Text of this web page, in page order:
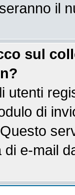
il
sul
utenti
di
e-mail